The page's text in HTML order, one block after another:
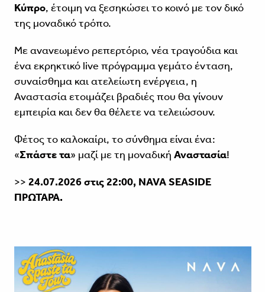
Κύπρο, έτοιμη να ξεσηκώσει το κοινό με τον δικό
της μοναδικό τρόπο.
Με ανανεωμένο ρεπερτόριο, νέα τραγούδια και
ένα εκρηκτικό live πρόγραμμα γεμάτο ένταση,
συναίσθημα και ατελείωτη ενέργεια, η
Αναστασία ετοιμάζει βραδιές που θα γίνουν
εμπειρία και δεν θα θέλετε να τελειώσουν.
Φέτος το καλοκαίρι, το σύνθημα είναι ένα:
«Σπάστε τα» μαζί με τη μοναδική Αναστασία!
>> 24.07.2026 στις 22:00, NAVA SEASIDE
ΠΡΩΤΑΡΑ.